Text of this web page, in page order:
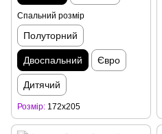
Спальний розмір
Полуторний
Двоспальний Євро
Дитячий
Розмір 172x205